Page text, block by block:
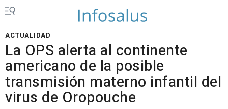
ACTUALIDAD
La OPS alerta al continente
americano de la posible
transmisión materno infantil del
virus de Oropouche